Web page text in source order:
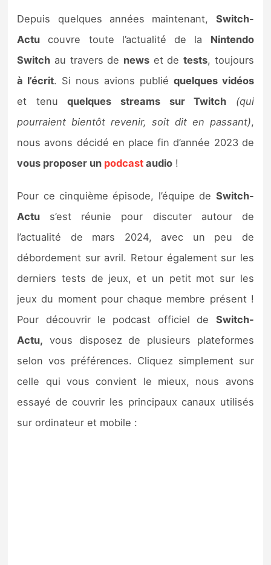
Tests de jeux
Tests d’accessoires
Autres tests
Previews
Précommandes
Sorties de jeux
Bons plans
Depuis quelques années maintenant, Switch-
Actu couvre toute l’actualité de la Nintendo
Switch au travers de newset detests, toujours
à l’écrit. Si nous avions publié quelques vidéos
et tenuquelques streams sur Twitch
(qui
pourraient bientôt revenir, soit dit en passant),
nous avons décidé en place fin d’année 2023 de
vous proposer un podcast audio !
Pour ce cinquième épisode, l’équipe de Switch-
Actu s’est réunie pour discuter autour de
l’actualité de mars 2024, avec un peu de
débordement sur avril. Retour également sur les
derniers tests de jeux, et un petit mot sur les
jeux du moment pour chaque membre présent !
Pour découvrir le podcast officiel de Switch-
Actu, vous disposez de plusieurs plateformes
selon vos préférences. Cliquez simplement sur
celle qui vous convient le mieux, nous avons
essayé de couvrir les principaux canaux utilisés
sur ordinateur et mobile :